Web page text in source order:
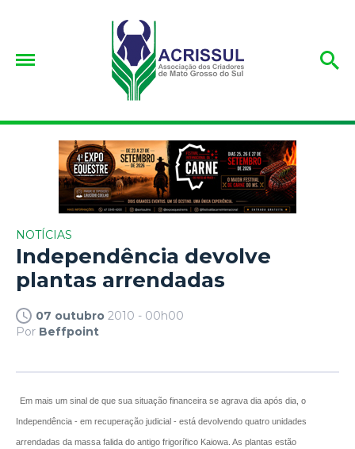
NOTÍCIAS
Independência devolve
plantas arrendadas
07 outubro 2010 - 00h00
Por Beffpoint
Em mais um sinal de que sua situação financeira se agrava dia após dia, o
Independência - em recuperação judicial - está devolvendo quatro unidades
arrendadas da massa falida do antigo frigorífico Kaiowa. As plantas estão